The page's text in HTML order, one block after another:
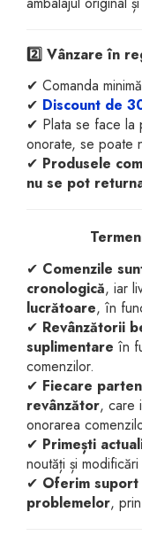
2️⃣ Vânzare în
✔ Comanda
✔ Discount de
✔ Plata se face la
onorate, se poate
✔ Produsele
nu se pot
✔ Comenzile
cronologică, iar
lucrătoare, în
✔ Revânzătorii
suplimentare în
comenzilor.
✔ Fiecare
revânzător, care
onorarea
✔ Primești
noutăți și
✔ Oferim
problemelor,